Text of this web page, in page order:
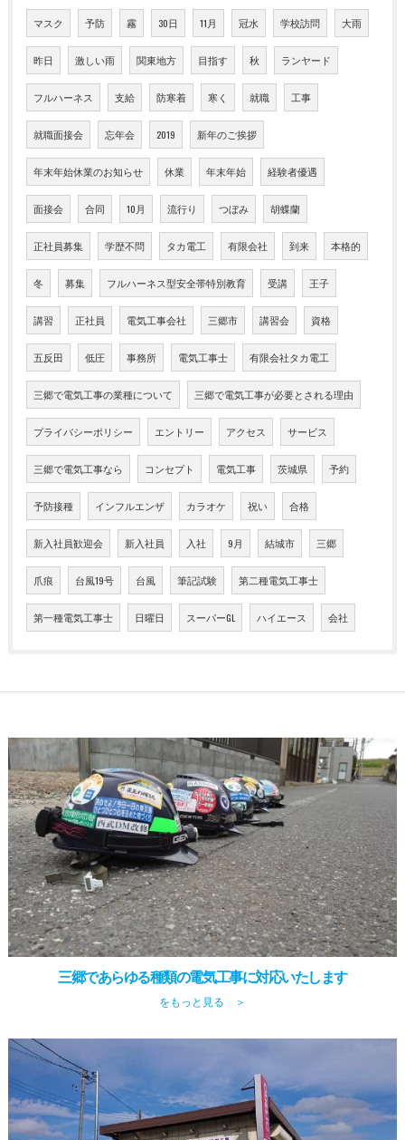
マスク 予防 霧 30日 11月 冠水 学校訪問 大雨
昨日 激しい雨 関東地方 目指す 秋 ランヤード
フルハーネス 支給 防寒着 寒く 就職 工事
就職面接会 忘年会 2019 新年のご挨拶
年末年始休業のお知らせ 休業 年末年始 経験者優遇
面接会 合同 10月 流行り つぼみ 胡蝶蘭
正社員募集 学歴不問 タカ電工 有限会社 到来 本格的
冬 募集 フルハーネス型安全帯特別教育 受講 王子
講習 正社員 電気工事会社 三郷市 講習会 資格
五反田 低圧 事務所 電気工事士 有限会社タカ電工
三郷で電気工事の業種について 三郷で電気工事が必要とされる理由
プライバシーポリシー エントリー アクセス サービス
三郷で電気工事なら コンセプト 電気工事 茨城県 予約
予防接種 インフルエンザ カラオケ 祝い 合格
新入社員歓迎会 新入社員 入社 9月 結城市 三郷
爪痕 台風19号 台風 筆記試験 第二種電気工事士
第一種電気工事士 日曜日 スーパーGL ハイエース 会社
三郷であらゆる種類の電気工事に対応いたします
をもっと見る ＞